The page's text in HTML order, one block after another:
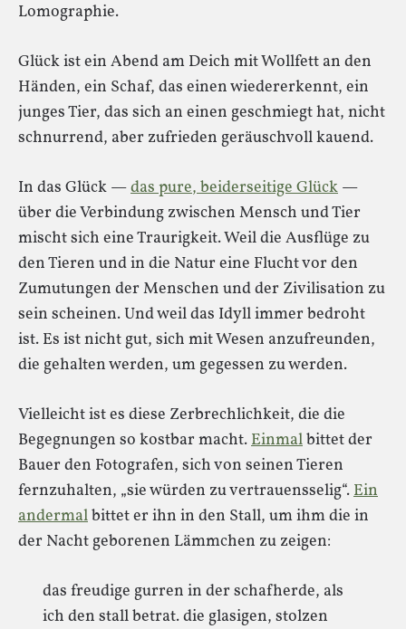
Lomographie.
Glück ist ein Abend am Deich mit Wollfett an den
Händen, ein Schaf, das einen wiedererkennt, ein
junges Tier, das sich an einen geschmiegt hat, nicht
schnurrend, aber zufrieden geräuschvoll kauend.
In das Glück —das pure, beiderseitige Glück —
über die Verbindung zwischen Mensch und Tier
mischt sich eine Traurigkeit. Weil die Ausflüge zu
den Tieren und in die Natur eine Flucht vor den
Zumutungen der Menschen und der Zivilisation zu
sein scheinen. Und weil das Idyll immer bedroht
ist. Es ist nicht gut, sich mit Wesen anzufreunden,
die gehalten werden, um gegessen zu werden.
Vielleicht ist es diese Zerbrechlichkeit, die die
Begegnungen so kostbar macht.Einmalbittet der
Bauer den Fotografen, sich von seinen Tieren
fernzuhalten, „sie würden zu vertrauensselig“.Ein
andermalbittet er ihn in den Stall, um ihm die in
der Nacht geborenen Lämmchen zu zeigen:
das freudige gurren in der schafherde, als
ich den stall betrat. die glasigen, stolzen